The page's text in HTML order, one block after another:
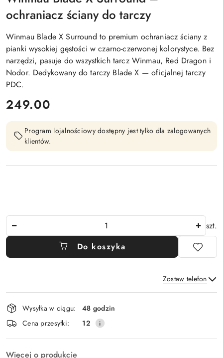
ochraniacz ściany do tarczy
Winmau Blade X Surround to premium ochraniacz ściany z
pianki wysokiej gęstości w czarno-czerwonej kolorystyce. Bez
narzędzi, pasuje do wszystkich tarcz Winmau, Red Dragon i
Nodor. Dedykowany do tarczy Blade X — oficjalnej tarczy
PDC.
cena:
249.00
Program lojalnościowy dostępny jest tylko dla zalogowanych
klientów.
szt.
Do koszyka
Zostaw telefon
Wyślij
Dostępność
i
dostawa
Wysyłka w ciągu:
48 godzin
Cena przesyłki:
12
Więcej o produkcie